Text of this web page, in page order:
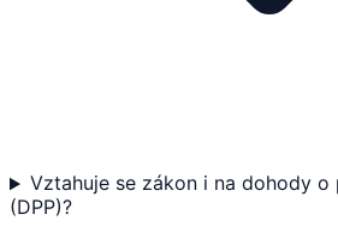
Vztahuje se zákon i na dohody o
(DPP)?